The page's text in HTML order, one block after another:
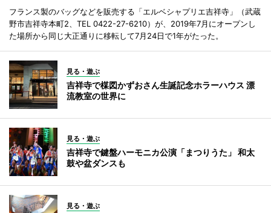
フランス製のバッグなどを販売する「エルベシャプリエ吉祥寺」（武蔵
野市吉祥寺本町2、TEL 0422-27-6210）が、2019年7月にオープンし
た場所から同じ大正通りに移転して7月24日で1年がたった。
見る・遊ぶ
吉祥寺で楳図かずおさん生誕記念ホラーハウス 漂
流教室の世界に
見る・遊ぶ
吉祥寺で鍵盤ハーモニカ公演「まつりうた」 和太
鼓や盆ダンスも
見る・遊ぶ